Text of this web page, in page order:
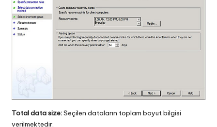
Total data size:Seçilen dataların toplam boyut bilgisi
verilmektedir.